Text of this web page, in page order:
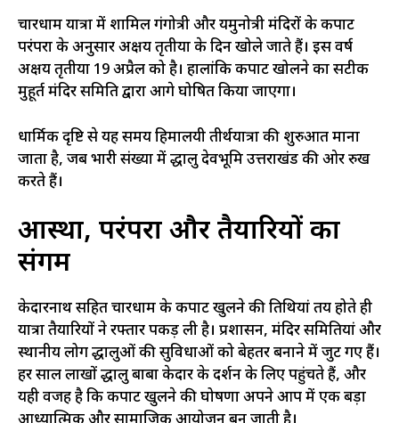
चारधाम यात्रा में शामिल गंगोत्री और यमुनोत्री मंदिरों के कपाट
परंपरा के अनुसार अक्षय तृतीया के दिन खोले जाते हैं। इस वर्ष
अक्षय तृतीया 19 अप्रैल को है। हालांकि कपाट खोलने का सटीक
मुहूर्त मंदिर समिति द्वारा आगे घोषित किया जाएगा।
धार्मिक दृष्टि से यह समय हिमालयी तीर्थयात्रा की शुरुआत माना
जाता है, जब भारी संख्या में श्रद्धालु देवभूमि उत्तराखंड की ओर रुख
करते हैं।
आस्था, परंपरा और तैयारियों का
संगम
केदारनाथ सहित चारधाम के कपाट खुलने की तिथियां तय होते ही
यात्रा तैयारियों ने रफ्तार पकड़ ली है। प्रशासन, मंदिर समितियां और
स्थानीय लोग श्रद्धालुओं की सुविधाओं को बेहतर बनाने में जुट गए हैं।
हर साल लाखों श्रद्धालु बाबा केदार के दर्शन के लिए पहुंचते हैं, और
यही वजह है कि कपाट खुलने की घोषणा अपने आप में एक बड़ा